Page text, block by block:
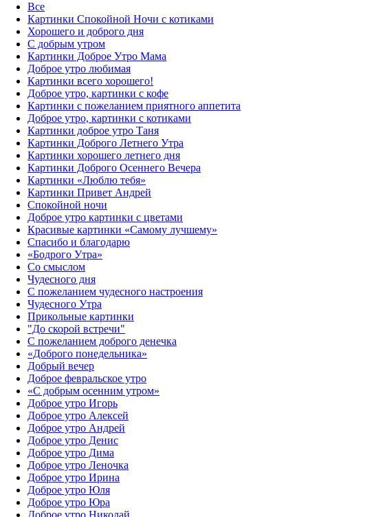
Все
Картинки Спокойной Ночи с котиками
Хорошего и доброго дня
С добрым утром
Картинки Доброе Утро Мама
Доброе утро любимая
Картинки всего хорошего!
Доброе утро, картинки с кофе
Картинки с пожеланием приятного аппетита
Доброе утро, картинки с котиками
Картинки доброе утро Таня
Картинки Доброго Летнего Утра
Картинки хорошего летнего дня
Картинки Доброго Осеннего Вечера
Картинки «Люблю тебя»
Картинки Привет Андрей
Спокойной ночи
Доброе утро картинки с цветами
Красивые картинки «Самому лучшему»
Спасибо и благодарю
«‎Бодрого Утра»‎
Со смыслом
Чудесного дня
С пожеланием чудесного настроения
Чудесного Утра
Прикольные картинки
"До скорой встречи"
С пожеланием доброго денечка
«Доброго понедельника»‎
Добрый вечер
Доброе февральское утро
«С добрым осенним утром»‎
Доброе утро Игорь
Доброе утро Алексей
Доброе утро Андрей
Доброе утро Денис
Доброе утро Дима
Доброе утро Леночка
Доброе утро Ирина
Доброе утро Юля
Доброе утро Юра
Доброе утро Николай